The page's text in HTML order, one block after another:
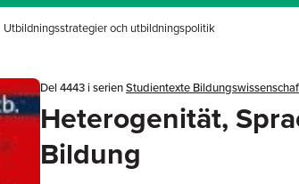
Utbildningsstrategier och utbildningspolitik
Del 4443 i serienStudientexte
Heterogenität,
Bildung